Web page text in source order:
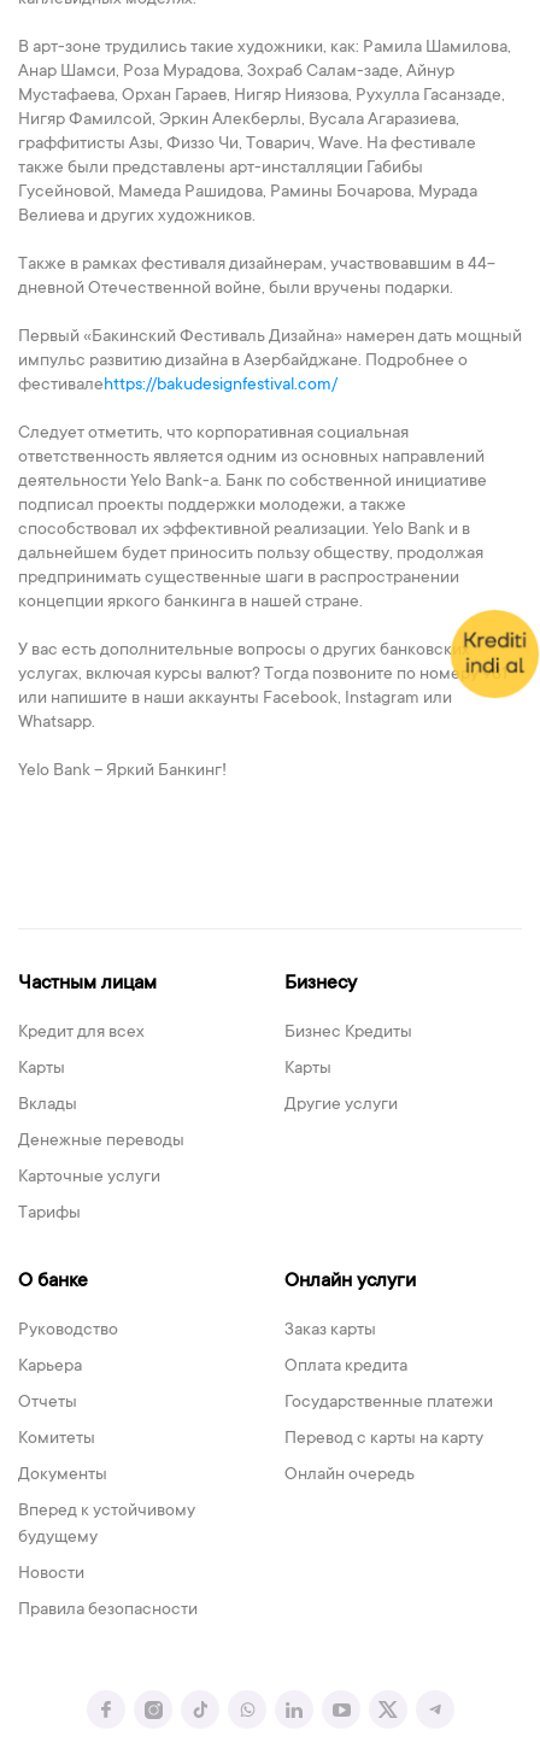
В арт-зоне трудились такие художники, как: Рамила Шамилова,
Анар Шамси, Роза Мурадова, Зохраб Салам-заде, Айнур
Мустафаева, Орхан Гараев, Нигяр Ниязова, Рухулла Гасанзаде,
Нигяр Фамилсой, Эркин Алекберлы, Вусала Агаразиева,
граффитисты Азы, Физзо Чи, Товарич, Wave. На фестивале
также были представлены арт-инсталляции Габибы
Гусейновой, Мамеда Рашидова, Рамины Бочарова, Мурада
Велиева и других художников.
Также в рамках фестиваля дизайнерам, участвовавшим в 44-
дневной Отечественной войне, были вручены подарки.
Первый «Бакинский Фестиваль Дизайна» намерен дать мощный
импульс развитию дизайна в Азербайджане. Подробнее о
фестивалеhttps://bakudesignfestival.com/
Следует отметить, что корпоративная социальная
ответственность является одним из основных направлений
деятельности Yelo Bank-а. Банк по собственной инициативе
подписал проекты поддержки молодежи, а также
способствовал их эффективной реализации. Yelo Bank и в
дальнейшем будет приносить пользу обществу, продолжая
предпринимать существенные шаги в распространении
концепции яркого банкинга в нашей стране.
У вас есть дополнительные вопросы о других банковских
услугах, включая курсы валют? Тогда позвоните по номеру 981
или напишите в наши аккаунты Facebook, Instagram или
Whatsapp.
Yelo Bank – Яркий Банкинг!
Частным лицам
Кредит для всех
Карты
Вклады
Денежные переводы
Карточные услуги
Тарифы
Бизнесу
Бизнес Кредиты
Карты
Другие услуги
О банке
Руководство
Карьера
Отчеты
Комитеты
Документы
Вперед к устойчивому
будущему
Новости
Правила безопасности
Онлайн услуги
Заказ карты
Оплата кредита
Государственные платежи
Перевод с карты на карту
Онлайн очередь